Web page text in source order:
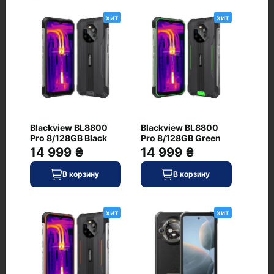
Удароустойчивость
+ (MIL-STD-810H)
Цвет корпуса
черный/оранжевый
Емкость аккумулятора, мА·ч
8350
Дополнительно
Widevine L1, Accelerometer,Gyro, Proximity, Compass
Отзывы
хит
Blackview BL8800
Pro 8/128GB Black
14 999 ₴
В корзину
хит
Blackview BL8800
Pro 8/128GB Green
14 999 ₴
В корзину
хит хит